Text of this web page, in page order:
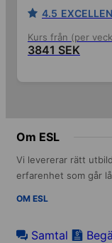
4.5
Kurs från (per
3841 SEK
Om ESL
Vi levererar rätt
erfarenhet som går
OM ESL
Samtal